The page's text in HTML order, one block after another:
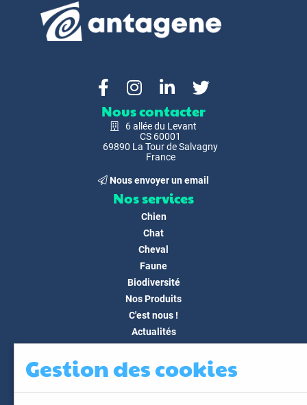
Nous contacter
6 allée du Levant
CS 60001
69890 La Tour de Salvagny
France
Nous envoyer un email
Nos services
Chien
Chat
Cheval
Faune
Biodiversité
Nos Produits
C'est nous !
Actualités
FAQ
Gestion des cookies